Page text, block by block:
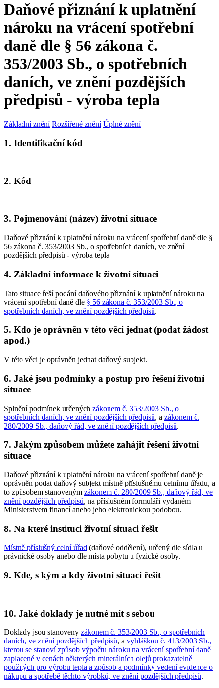
Daňové přiznání k uplatnění
nároku na vrácení spotřební
daně dle § 56 zákona č.
353/2003 Sb., o spotřebních
daních, ve znění pozdějších
předpisů - výroba tepla
Základní znění Rozšířené znění Úplné znění
1. Identifikační kód
2. Kód
3. Pojmenování (název) životní situace
Daňové přiznání k uplatnění nároku na vrácení spotřební daně dle §
56 zákona č. 353/2003 Sb., o spotřebních daních, ve znění
pozdějších předpisů - výroba tepla
4. Základní informace k životní situaci
Tato situace řeší podání daňového přiznání k uplatnění nároku na
vrácení spotřební daně dle § 56 zákona č. 353/2003 Sb., o
spotřebních daních, ve znění pozdějších předpisů.
5. Kdo je oprávněn v této věci jednat (podat žádost
apod.)
V této věci je oprávněn jednat daňový subjekt.
6. Jaké jsou podmínky a postup pro řešení životní
situace
Splnění podmínek určených zákonem č. 353/2003 Sb., o
spotřebních daních, ve znění pozdějších předpisů, a zákonem č.
280/2009 Sb., daňový řád, ve znění pozdějších předpisů.
7. Jakým způsobem můžete zahájit řešení životní
situace
Daňové přiznání k uplatnění nároku na vrácení spotřební daně je
oprávněn podat daňový subjekt místně příslušnému celnímu úřadu, a
to způsobem stanoveným zákonem č. 280/2009 Sb., daňový řád, ve
znění pozdějších předpisů, na příslušném formuláři vydaném
Ministerstvem financí anebo jeho elektronickou podobou.
8. Na které instituci životní situaci řešit
Místně příslušný celní úřad (daňové oddělení), určený dle sídla u
právnické osoby anebo dle místa pobytu u fyzické osoby.
9. Kde, s kým a kdy životní situaci řešit
10. Jaké doklady je nutné mít s sebou
Doklady jsou stanoveny zákonem č. 353/2003 Sb., o spotřebních
daních, ve znění pozdějších předpisů, a vyhláškou č. 413/2003 Sb.,
kterou se stanoví způsob výpočtu nároku na vrácení spotřební daně
zaplacené v cenách některých minerálních olejů prokazatelně
použitých pro výrobu tepla a způsob a podmínky vedení evidence o
nákupu a spotřebě těchto výrobků, ve znění pozdějších předpisů.